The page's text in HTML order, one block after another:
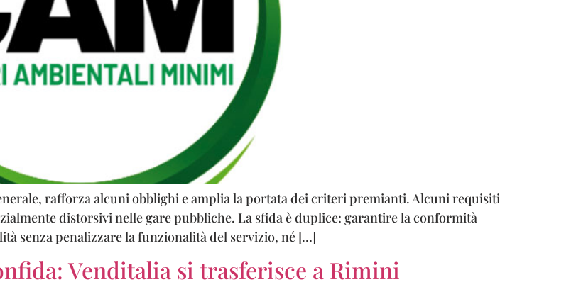
rafforza alcuni obblighi e amplia la portata dei criteri premianti. Alcuni requisiti
distorsivi nelle gare pubbliche. La sfida è duplice: garantire la conformità
senza penalizzare la funzionalità del servizio, né […]
Venditalia si trasferisce a Rimini